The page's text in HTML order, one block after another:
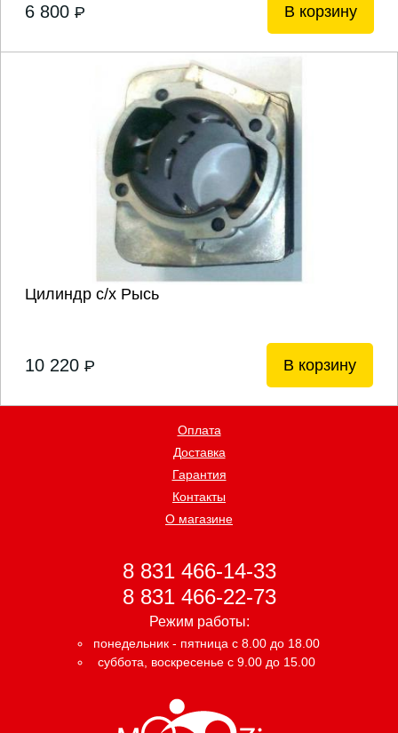
6 800 P В корзину
Цилиндр с/х Рысь
10 220 P В корзину
Оплата
Доставка
Гарантия
Контакты
О магазине
8 831 466-14-33
8 831 466-22-73
Режим работы:
понедельник - пятница с 8.00 до 18.00
суббота, воскресенье с 9.00 до 15.00